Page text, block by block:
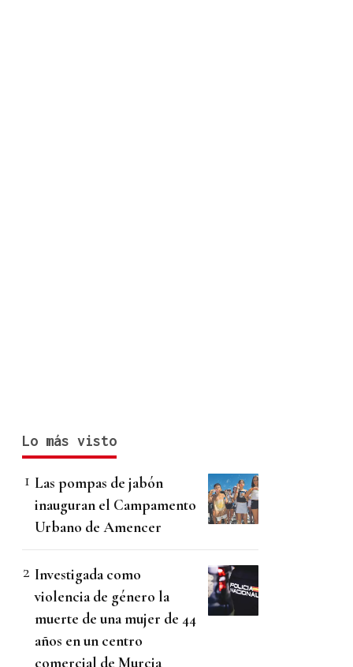
Lo más visto
Las pompas de jabón
inauguran el Campamento
Urbano de Amencer
Investigada como
violencia de género la
muerte de una mujer de 44
años en un centro
comercial de Murcia